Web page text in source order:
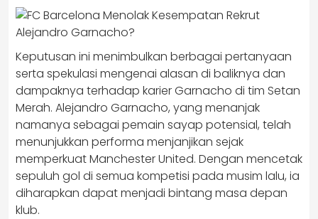
Keputusan ini menimbulkan berbagai pertanyaan
serta spekulasi mengenai alasan di baliknya dan
dampaknya terhadap karier Garnacho di tim Setan
Merah. Alejandro Garnacho, yang menanjak
namanya sebagai pemain sayap potensial, telah
menunjukkan performa menjanjikan sejak
memperkuat Manchester United. Dengan mencetak
sepuluh gol di semua kompetisi pada musim lalu, ia
diharapkan dapat menjadi bintang masa depan
klub.